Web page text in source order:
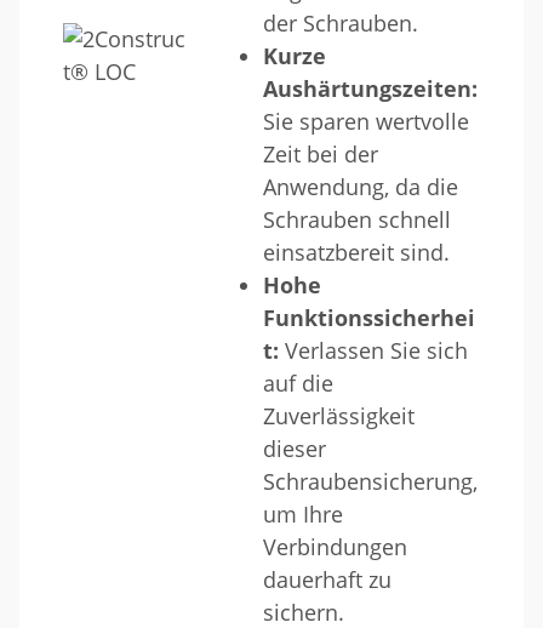
der Schrauben.
Kurze
Aushärtungszeiten:
Sie sparen wertvolle
Zeit bei der
Anwendung, da die
Schrauben schnell
einsatzbereit sind.
Hohe
Funktionssicherhei
t: Verlassen Sie sich
auf die
Zuverlässigkeit
dieser
Schraubensicherung,
um Ihre
Verbindungen
dauerhaft zu
sichern.